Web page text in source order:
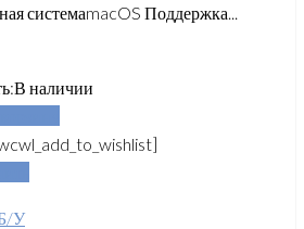
системаmacOS Поддержка...
В наличии
У